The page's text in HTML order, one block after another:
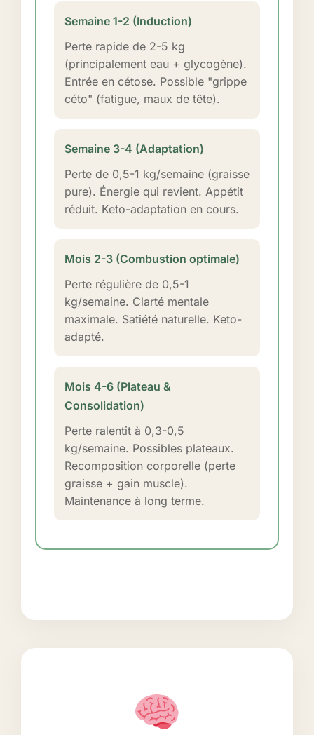
Semaine 1-2 (Induction)
Perte rapide de 2-5 kg
(principalement eau + glycogène).
Entrée en cétose. Possible "grippe
céto" (fatigue, maux de tête).
Semaine 3-4 (Adaptation)
Perte de 0,5-1 kg/semaine (graisse
pure). Énergie qui revient. Appétit
réduit. Keto-adaptation en cours.
Mois 2-3 (Combustion optimale)
Perte régulière de 0,5-1
kg/semaine. Clarté mentale
maximale. Satiété naturelle. Keto-
adapté.
Mois 4-6 (Plateau &
Consolidation)
Perte ralentit à 0,3-0,5
kg/semaine. Possibles plateaux.
Recomposition corporelle (perte
graisse + gain muscle).
Maintenance à long terme.